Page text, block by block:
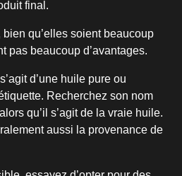
final.
qu’elles soient beaucoup
pas beaucoup d’avantages.
d’une huile pure ou
Recherchez son nom
qu’il s’agit de la vraie huile.
aussi la provenance de